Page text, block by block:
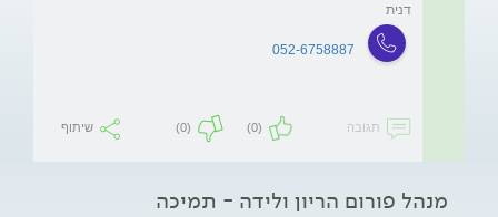
דנית
052-6758887
תגובה (0)
(0) שיתוף
מנהל פורום הריון ולידה - תמיכה